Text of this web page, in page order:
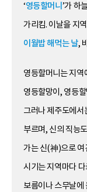
‘영등할머니 ’가 하
가리킴. 이날을 지
이월밥 해먹는 날,
영등할머니는 지역
영등할망이, 영등
그러나 제주도에
부르며, 신의 직능
가는 신(神)으로 여
시기는 지역마다
보름이나 스무날에